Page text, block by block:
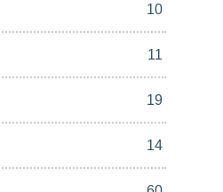
10
11
19
14